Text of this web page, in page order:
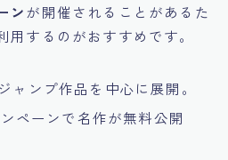
ンが開催されることがあるた
用するのがおすすめです。
ャンプ作品を中心に展開。
ンペーンで名作が無料公開